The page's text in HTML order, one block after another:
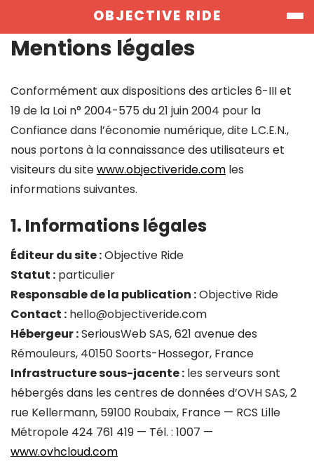
content
OBJECTIVE RIDE
Mentions légales
Conformément aux dispositions des articles 6-III et
19 de la Loi n° 2004-575 du 21 juin 2004 pour la
Confiance dans l’économie numérique, dite L.C.E.N.,
nous portons à la connaissance des utilisateurs et
visiteurs du sitewww.objectiveride.com les
informations suivantes.
1. Informations légales
Éditeur du site :Objective Ride
Statut : particulier
Responsable de la publication :Objective Ride
Contact : hello@objectiveride.com
Hébergeur :SeriousWeb SAS, 621 avenue des
Rémouleurs, 40150 Soorts-Hossegor, France
Infrastructure sous-jacente : les serveurs sont
hébergés dans les centres de données d’OVH SAS, 2
rue Kellermann, 59100 Roubaix, France — RCS Lille
Métropole 424 761 419 — Tél. : 1007 —
www.ovhcloud.com